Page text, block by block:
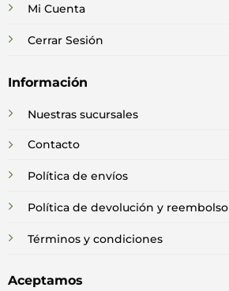
Mi Cuenta
Cerrar Sesión
Información
Nuestras sucursales
Contacto
Política de envíos
Política de devolución y reembolso
Términos y condiciones
Aceptamos